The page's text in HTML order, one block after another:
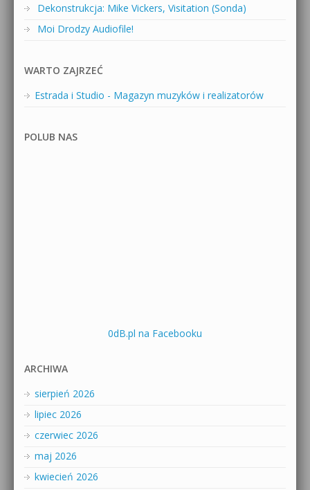
Dekonstrukcja: Mike Vickers, Visitation (Sonda)
Moi Drodzy Audiofile!
WARTO ZAJRZEĆ
Estrada i Studio - Magazyn muzyków i realizatorów
POLUB NAS
0dB.pl na Facebooku
ARCHIWA
sierpień 2026
lipiec 2026
czerwiec 2026
maj 2026
kwiecień 2026